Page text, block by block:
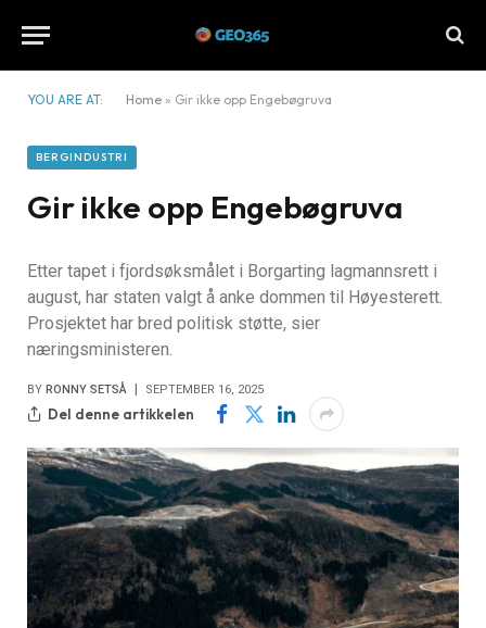
YOU ARE AT: Home » Gir ikke opp Engebøgruva
BERGINDUSTRI
Gir ikke opp Engebøgruva
Etter tapet i fjordsøksmålet i Borgarting lagmannsrett i
august, har staten valgt å anke dommen til Høyesterett.
Prosjektet har bred politisk støtte, sier
næringsministeren.
BY RONNY SETSÅ SEPTEMBER 16, 2025
Del denne artikkelen